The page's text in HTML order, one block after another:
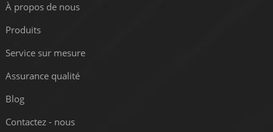
À propos de nous
Produits
Service sur mesure
Assurance qualité
Blog
Contactez - nous